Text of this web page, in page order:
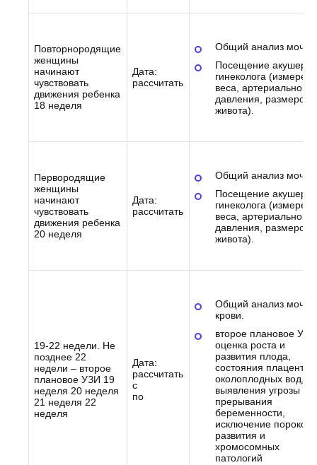
Повторнородящие
женщины
начинают
чувствовать
движения ребенка
18 неделя
Дата:
рассчитать
Общий анализ мочи.
Посещение акушера-
гинеколога
веса, артериального
давления, размеров
живота).
Первородящие
женщины
начинают
чувствовать
движения ребенка
20 неделя
Дата:
рассчитать
Общий анализ мочи.
Посещение акушера-
гинеколога
веса, артериального
давления, размеров
живота).
19-22 недели. Не
позднее 22
недели – второе
плановое УЗИ 19
неделя 20 неделя
21 неделя 22
неделя
Дата:
рассчитать
с
по
Общий анализ мочи
крови.
второе плановое
оценка роста и
развития плода,
состояния плаценты,
околоплодных вод,
выявления угрозы
прерывания
беременности,
исключение пороков
развития и
хромосомных
патологий